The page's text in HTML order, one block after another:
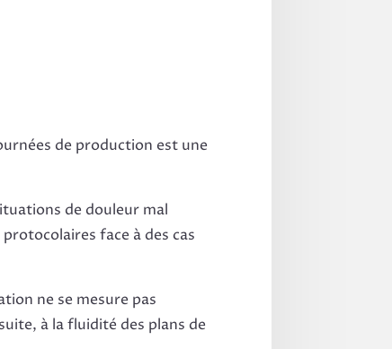
de production est une
de douleur mal
face à des cas
ne se mesure pas
à la fluidité des plans de